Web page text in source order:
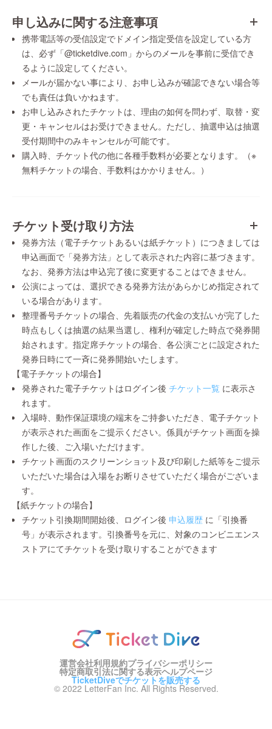
申し込みに関する注意事項
携帯電話等の受信設定でドメイン指定受信を設定している方
は、必ず「@ticketdive.com」からのメールを事前に受信でき
るように設定してください。
メールが届かない事により、お申し込みが確認できない場合等
でも責任は負いかねます。
お申し込みされたチケットは、理由の如何を問わず、取替・変
更・キャンセルはお受けできません。ただし、抽選申込は抽選
受付期間中のみキャンセルが可能です。
購入時、チケット代の他に各種手数料が必要となります。（※
無料チケットの場合、手数料はかかりません。）
チケット受け取り方法
発券方法（電子チケットあるいは紙チケット）につきましては
申込画面で「発券方法」として表示された内容に基づきます。
なお、発券方法は申込完了後に変更することはできません。
公演によっては、選択できる発券方法があらかじめ指定されて
いる場合があります。
整理番号チケットの場合、先着販売の代金の支払いが完了した
時点もしくは抽選の結果当選し、権利が確定した時点で発券開
始されます。指定席チケットの場合、各公演ごとに設定された
発券日時にて一斉に発券開始いたします。
【電子チケットの場合】
発券された電子チケットはログイン後 チケット一覧 に表示さ
れます。
入場時、動作保証環境の端末をご持参いただき、電子チケット
が表示された画面をご提示ください。係員がチケット画面を操
作した後、ご入場いただけます。
チケット画面のスクリーンショット及び印刷した紙等をご提示
いただいた場合は入場をお断りさせていただく場合がございま
す。
【紙チケットの場合】
チケット引換期間開始後、ログイン後 申込履歴 に「引換番
号」が表示されます。引換番号を元に、対象のコンビニエンス
ストアにてチケットを受け取りすることができます
運営会社利用規約プライバシーポリシー
特定商取引法に関する表示ヘルプページ
TicketDiveでチケットを販売する
© 2022 LetterFan Inc. All Rights Reserved.